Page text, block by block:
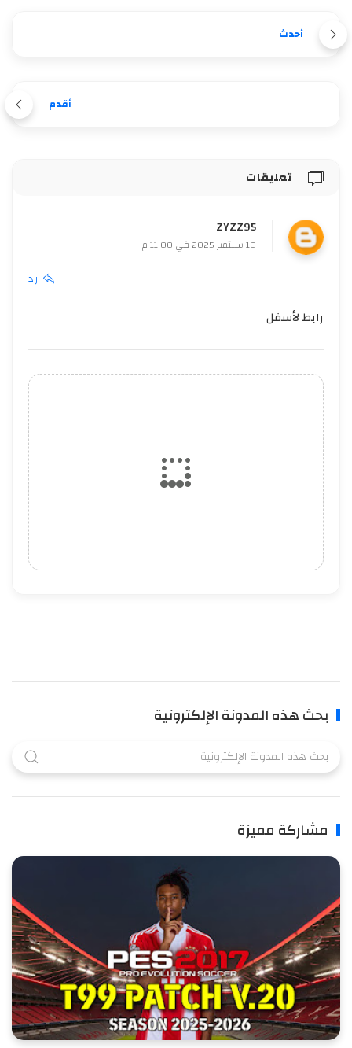
أحدث
أقدم
تعليقات
ZYZZ95
10 سبتمبر 2025 في 11:00 م
رد
رابط لأسفل
بحث هذه المدونة الإلكترونية
مشاركة مميزة